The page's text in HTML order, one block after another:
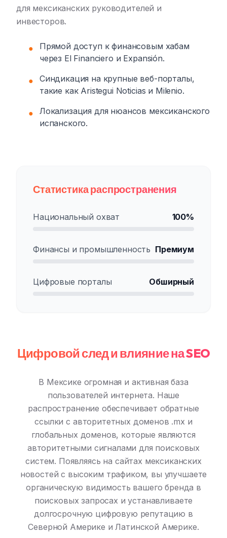
для мексиканских руководителей и
инвесторов.
●
Прямой доступ к финансовым хабам
через El Financiero и Expansión.
●
Синдикация на крупные веб-порталы,
такие как Aristegui Noticias и Milenio.
●
Локализация для нюансов мексиканского
испанского.
Статистика распространения
Национальный охват 100%
Финансы и промышленность Премиум
Цифровые порталы Обширный
Цифровой след и влияние на SEO
В Мексике огромная и активная база
пользователей интернета. Наше
распространение обеспечивает обратные
ссылки с авторитетных доменов .mx и
глобальных доменов, которые являются
авторитетными сигналами для поисковых
систем. Появляясь на сайтах мексиканских
новостей с высоким трафиком, вы улучшаете
органическую видимость вашего бренда в
поисковых запросах и устанавливаете
долгосрочную цифровую репутацию в
Северной Америке и Латинской Америке.